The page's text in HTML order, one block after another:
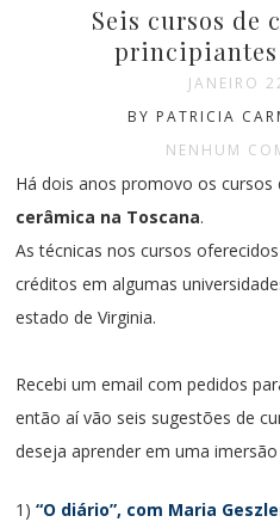
Seis cursos de
principiantes
JANEIRO
BY PATRICIA
NENHUM
Há dois anos promovo os cursos
cerâmica na Toscana.
As técnicas nos cursos
créditos em algumas
estado de Virginia.
Recebi um email com pedidos
então aí vão seis sugestões de
deseja aprender em uma
1) “O diário”, com Maria